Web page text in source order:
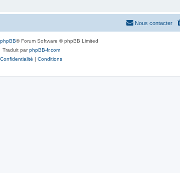
Nous contacter
phpBB® Forum Software © phpBB Limited
Traduit parphpBB-fr.com
Confidentialité | Conditions